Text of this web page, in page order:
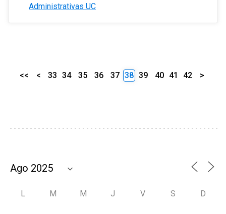
Administrativas UC
<< < 33 34 35 36 37 38 39 40 41 42 >
L M M J V S D